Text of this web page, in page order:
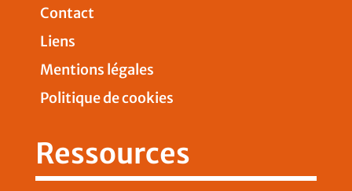
Contact
Liens
Mentions légales
Politique de cookies
Ressources